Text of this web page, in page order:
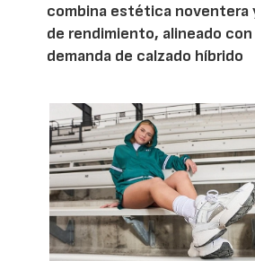
combina estética noventera
de rendimiento, alineado
demanda de calzado híbrido